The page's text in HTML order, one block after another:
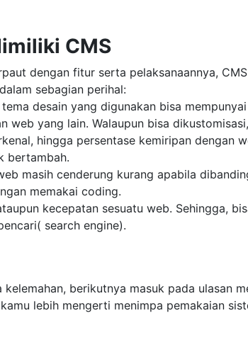
CMS
dengan fitur serta pelaksanaannya,
sebagian perihal:
desain yang digunakan bisa
web yang lain. Walaupun bisa
hingga persentase kemiripan dengan
bertambah.
masih cenderung kurang apabila
memakai coding.
kecepatan sesuatu web. Sehingga,
search engine).
berikutnya masuk pada ulasan
lebih mengerti menimpa pemakaian